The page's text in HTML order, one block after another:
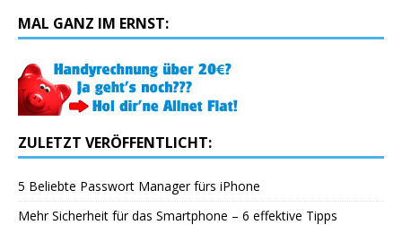
MAL GANZ IM ERNST:
ZULETZT VERÖFFENTLICHT:
5 Beliebte Passwort Manager fürs iPhone
Mehr Sicherheit für das Smartphone – 6 effektive Tipps